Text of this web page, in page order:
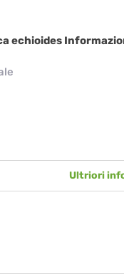
echioides
Ultriori